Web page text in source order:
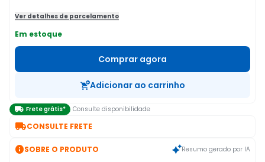
Ver detalhes de parcelamento
Em estoque
Comprar agora
Adicionar ao carrinho
 Frete grátis* Consulte disponibilidade
CONSULTE FRETE
SOBRE O PRODUTO Resumo gerado por IA